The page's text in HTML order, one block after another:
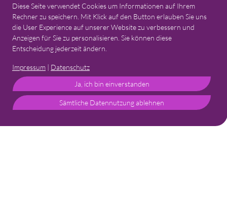
Diese Seite verwendet Cookies um Informationen auf Ihrem
Rechner zu speichern. Mit Klick auf den Button erlauben Sie uns
die User Experience auf unserer Website zu verbessern und
Anzeigen für Sie zu personalisieren. Sie können diese
Entscheidung jederzeit ändern.
Impressum | Datenschutz
Ja, ich bin einverstanden
Sämtliche Datennutzung ablehnen